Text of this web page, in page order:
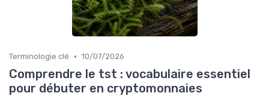
Terminologie clé • 10/07/2026
Comprendre le tst : vocabulaire essentiel
pour débuter en cryptomonnaies